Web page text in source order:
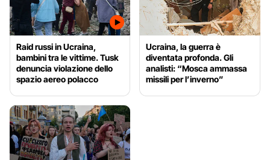
Raid russi in Ucraina,
bambini tra le vittime. Tusk
denuncia violazione dello
spazio aereo polacco
Ucraina, la guerra è
diventata profonda. Gli
analisti: “Mosca ammassa
missili per l’inverno”